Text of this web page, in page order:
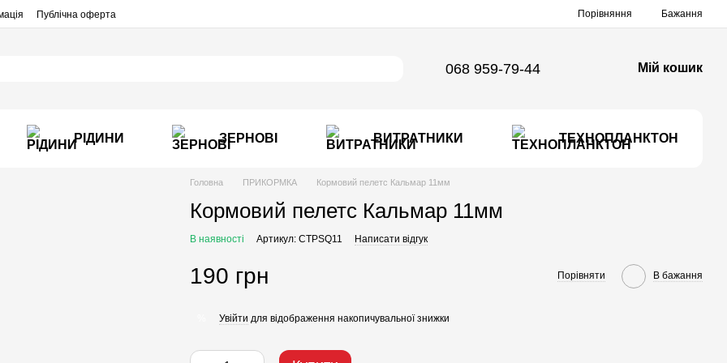
Публічна оферта Порівняння Бажання
068 959-79-44 Мій кошик
РІДИНИ ЗЕРНОВІ ВИТРАТНИКИ ТЕХНОПЛАНКТОН
Головна ПРИКОРМКА Кормовий пелетс Кальмар 11мм
Кормовий пелетс Кальмар 11мм
В наявності Артикул: CTPSQ11 Написати відгук
190 грн Порівняти В бажання
Увійти для відображення накопичувальної знижки